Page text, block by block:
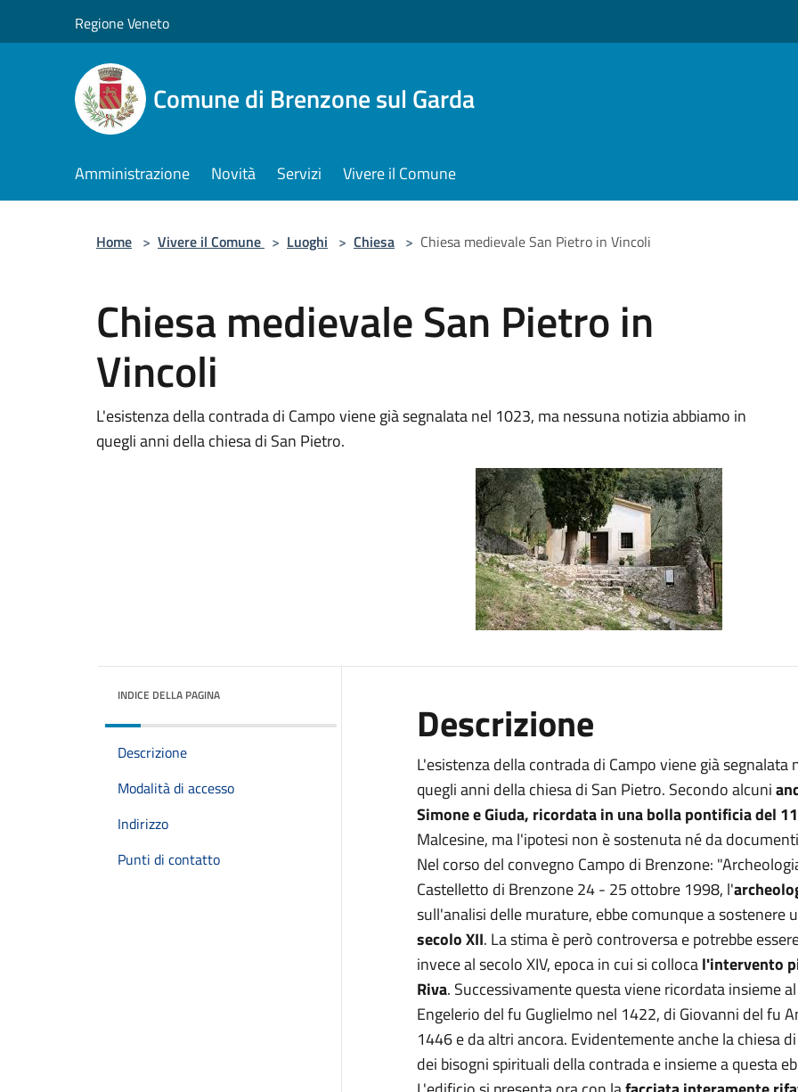
Regione Veneto
Comune di Brenzone sul Garda
Amministrazione Novità Servizi Vivere il Comune
Home > Vivere il Comune > Luoghi > Chiesa > Chiesa medievale San Pietro in Vincoli
Chiesa medievale San Pietro in
Vincoli
L'esistenza della contrada di Campo viene già segnalata nel 1023, ma nessuna notizia abbiamo in
quegli anni della chiesa di San Pietro.
INDICE DELLA PAGINA
Descrizione
Modalità di accesso
Indirizzo
Punti di contatto
Descrizione
L'esistenza della contrada di Campo viene già
quegli anni della chiesa di San Pietro. Secondo alcuni
Simone e Giuda, ricordata in una bolla pontificia del
Malcesine, ma l'ipotesi non è sostenuta né da
Nel corso del convegno Campo di Brenzone:
Castelletto di Brenzone 24 - 25 ottobre 1998, l'
sull'analisi delle murature, ebbe comunque a sostenere
secolo XII. La stima è però controversa e potrebbe
invece al secolo XIV, epoca in cui si collocal'intervento
Riva. Successivamente questa viene ricordata insieme
Engelerio del fu Guglielmo nel 1422, di Giovanni del fu
1446 e da altri ancora. Evidentemente anche la chiesa
dei bisogni spirituali della contrada e insieme a questa